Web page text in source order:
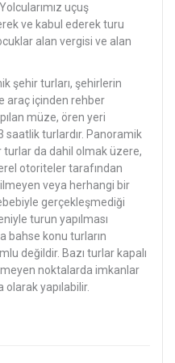
uçuş
ve kabul ederek turu
alan vergisi ve alan
şehir turları, şehirlerin
araç içinden rehber
müze, ören yeri
turlardır. Panoramik
da dahil olmak üzere,
otoriteler tarafından
veya herhangi bir
gerçekleşmediği
turun yapılması
bahse konu turların
değildir. Bazı turlar kapalı
noktalarda imkanlar
yapılabilir.